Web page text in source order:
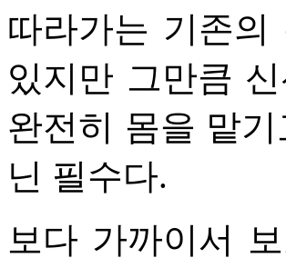
따라가는 기존
있지만 그만큼
완전히 몸을 맡
닌 필수다.
보다 가까이서